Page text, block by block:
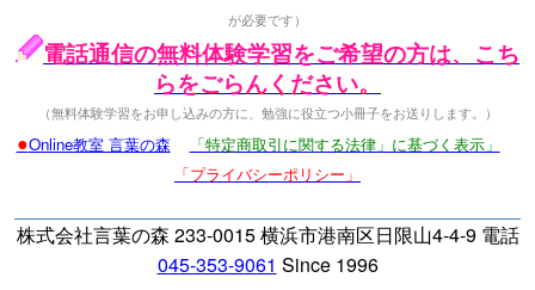
が必要です）
電話通信の無料体験学習をご希望の方は、こち
らをごらんください。
（無料体験学習をお申し込みの方に、勉強に役立つ小冊子をお送りします。）
●Online教室 言葉の森
「特定商取引に関する法律」に基づく表示」
「プライバシーポリシー」
株式会社言葉の森 233-0015 横浜市港南区日限山4-4-9 電話
045-353-9061 Since 1996